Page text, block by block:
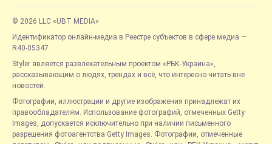
© 2026 LLC «UBT MEDIA»
Идентификатор онлайн-медиа в Реестре субъектов в сфере медиа —
R40-05347
Styler является развлекательным проектом «РБК-Украина»,
рассказывающим о людях, трендах и всё, что интересно читать вне
новостей.
Фотографии, иллюстрации и другие изображения принадлежат их
правообладателям. Использование фотографий, отмеченных Getty
Images, допускается исключительно при наличии письменного
разрешения фотоагентства Getty Images. Фотографии, отмеченные